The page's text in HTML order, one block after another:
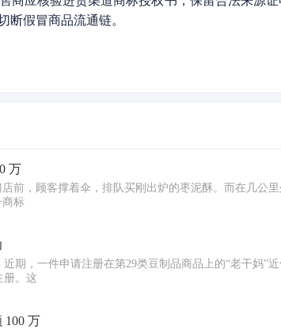
断假冒商品流通链。
万
前，顾客撑着伞，排队买刚出炉的枣泥酥。而在几公
标
期，一件申请注册在第29类豆制品商品上的“老干妈”
册。这
100 万